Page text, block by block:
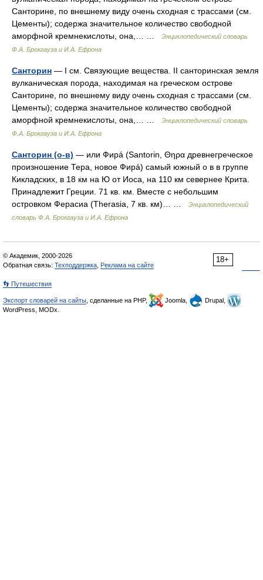
Санторине, по внешнему виду очень сходная с трассами (см.
Цементы); содержа значительное количество свободной
аморфной кремнекислоты, она,… …
Энциклопедический словарь
Ф.А. Брокгауза и И.А. Ефрона
Санторин — I см. Связующие вещества. II санторинская земля
вулканическая порода, находимая на греческом острове
Санторине, по внешнему виду очень сходная с трассами (см.
Цементы); содержа значительное количество свободной
аморфной кремнекислоты, она,… …
Энциклопедический словарь
Ф.А. Брокгауза и И.А. Ефрона
Санторин (о-в) — или Фирá (Santorin, Θηρα древнегреческое
произношение Тера, новое Фирá) самый южный о в в группе
Кикладских, в 18 км на Ю от Иоса, на 110 км севернее Крита.
Принадлежит Греции. 71 кв. км. Вместе с небольшим
островком Ферасиа (Therasia, 7 кв. км)… …
Энциклопедический
словарь Ф.А. Брокгауза и И.А. Ефрона
18+
© Академик, 2000-2026
Обратная связь: Техподдержка Реклама на сайте
👣 Путешествия
Экспорт словарей на сайты , сделанные на PHP, Joomla,
Drupal,
WordPress, MODx.